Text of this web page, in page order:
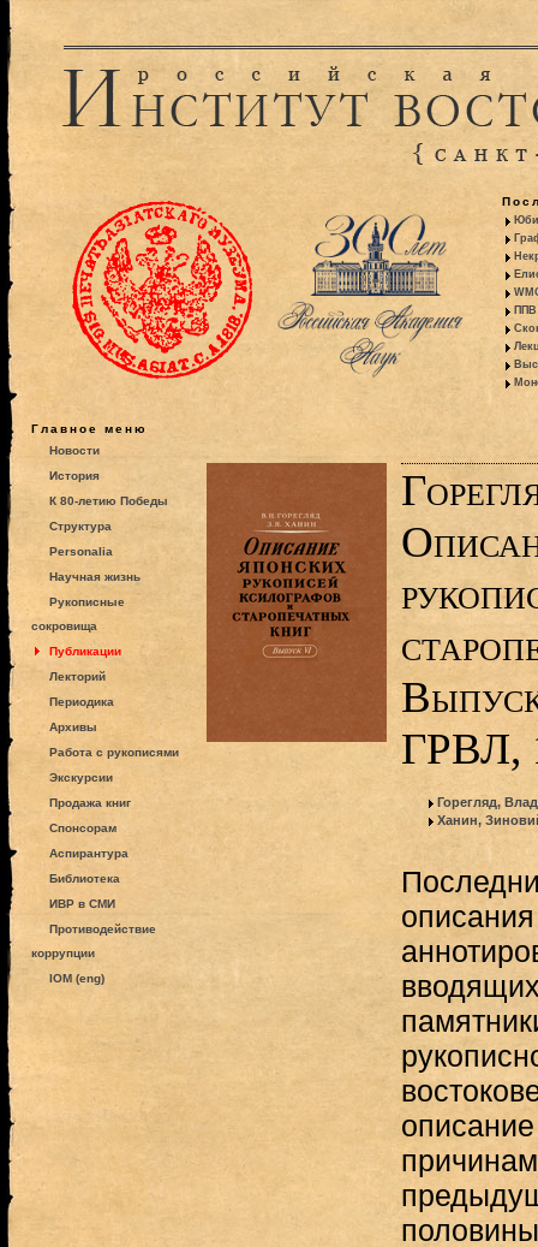
ППВ
Главное меню
Новости
История
К 80-летию Победы
Структура
Personalia
Научная жизнь
Рукописные
сокровища
Публикации
Лекторий
Периодика
Архивы
Работа с рукописями
Экскурсии
Продажа книг
Спонсорам
Аспирантура
Библиотека
ИВР в СМИ
Противодействие
коррупции
IOM (eng)
ГРВЛ,
Горегляд,
Ханин,